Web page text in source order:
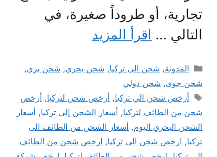
تجارية، أو طروداً صغيرة، في
التالي … اقرأ المزيد
التصنيفات
المدونة, شحن الى تركيا, شحن بحري, شحن بري,
شحن جوى, شحن دولي
الوسوم
أرخص شحن الي تركيا, أرخص شحن لتركيا, أرخص
شحن من الطائف لتركيا, أسعار الشحن إلى تركيا, أسعار
الشحن البحري اليوم, أسعار الشحن من الطائف الى
تركيا, ارخص شحن الى تركيا, ارخص شحن من الطائف